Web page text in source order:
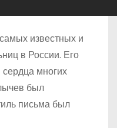
известных и
в России. Его
многих
был
письма был